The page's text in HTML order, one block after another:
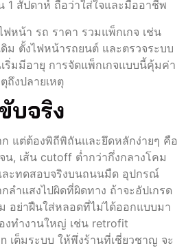
1 สัปดาห์ ถือว่าใส่ใจและมืออาชีพ
ฟหน้า รถ ราคา รวมแพ็กเกจ เช่น
ม ตั้งไฟหน้ารถยนต์ และตรวจระบบ
มมีอายุ การจัดแพ็กเกจแบบนี้คุ้มค่า
ถึงปลายเหตุ
บจริง
ก แต่ต้องพิถีพิถันและยึดหลักง่ายๆ คือ
น, เส้น cutoff ต่ำกว่ากึ่งกลางโคม
ละทดสอบจริงบนถนนมืด อุปกรณ์
ลำแสงไปผิดที่ผิดทาง ถ้าจะอัปเกรด
อย่าฝืนใส่หลอดที่ไม่ได้ออกแบบมา
ทำงานใหญ่ เช่น retrofit
เต็มระบบ ให้พึ่งร้านที่เชี่ยวชาญ จะ